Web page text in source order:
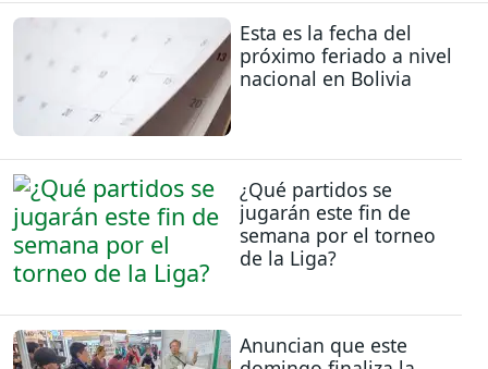
Esta es la fecha del
próximo feriado a nivel
nacional en Bolivia
¿Qué partidos se
jugarán este fin de
semana por el torneo
de la Liga?
Anuncian que este